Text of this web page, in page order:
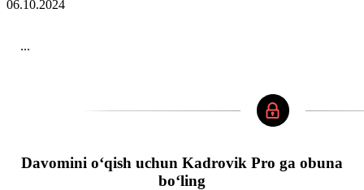
06.10.2024
...
Davomini oʻqish uchun Kadrovik Pro ga obuna
boʻling